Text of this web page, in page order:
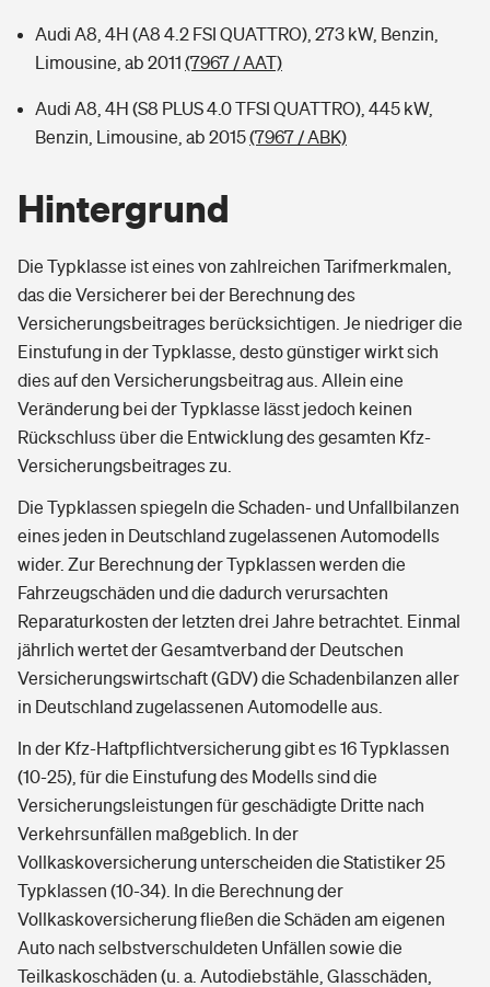
Audi A8, 4H (A8 4.2 FSI QUATTRO), 273 kW, Benzin,
Limousine, ab 2011 (7967 / AAT)
Audi A8, 4H (S8 PLUS 4.0 TFSI QUATTRO), 445 kW,
Benzin, Limousine, ab 2015(7967 / ABK)
Hintergrund
Die Typklasse ist eines von zahlreichen Tarifmerkmalen,
das die Versicherer bei der Berechnung des
Versicherungsbeitrages berücksichtigen. Je niedriger die
Einstufung in der Typklasse, desto günstiger wirkt sich
dies auf den Versicherungsbeitrag aus. Allein eine
Veränderung bei der Typklasse lässt jedoch keinen
Rückschluss über die Entwicklung des gesamten Kfz-
Versicherungsbeitrages zu.
Die Typklassen spiegeln die Schaden- und Unfallbilanzen
eines jeden in Deutschland zugelassenen Automodells
wider. Zur Berechnung der Typklassen werden die
Fahrzeugschäden und die dadurch verursachten
Reparaturkosten der letzten drei Jahre betrachtet. Einmal
jährlich wertet der Gesamtverband der Deutschen
Versicherungswirtschaft (GDV) die Schadenbilanzen aller
in Deutschland zugelassenen Automodelle aus.
In der Kfz-Haftpflichtversicherung gibt es 16 Typklassen
(10-25), für die Einstufung des Modells sind die
Versicherungsleistungen für geschädigte Dritte nach
Verkehrsunfällen maßgeblich. In der
Vollkaskoversicherung unterscheiden die Statistiker 25
Typklassen (10-34). In die Berechnung der
Vollkaskoversicherung fließen die Schäden am eigenen
Auto nach selbstverschuldeten Unfällen sowie die
Teilkaskoschäden (u. a. Autodiebstähle, Glasschäden,